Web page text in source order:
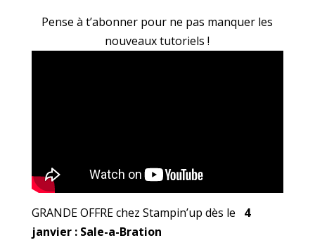
Pense à t’abonner pour ne pas manquer les
nouveaux tutoriels !
GRANDE OFFRE chez Stampin’up dès le 4
janvier : Sale-a-Bration